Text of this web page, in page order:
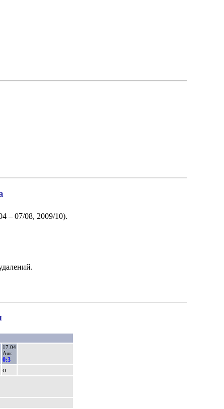
– 07/08, 2009/10).
17.04
Аяк
0:3
о